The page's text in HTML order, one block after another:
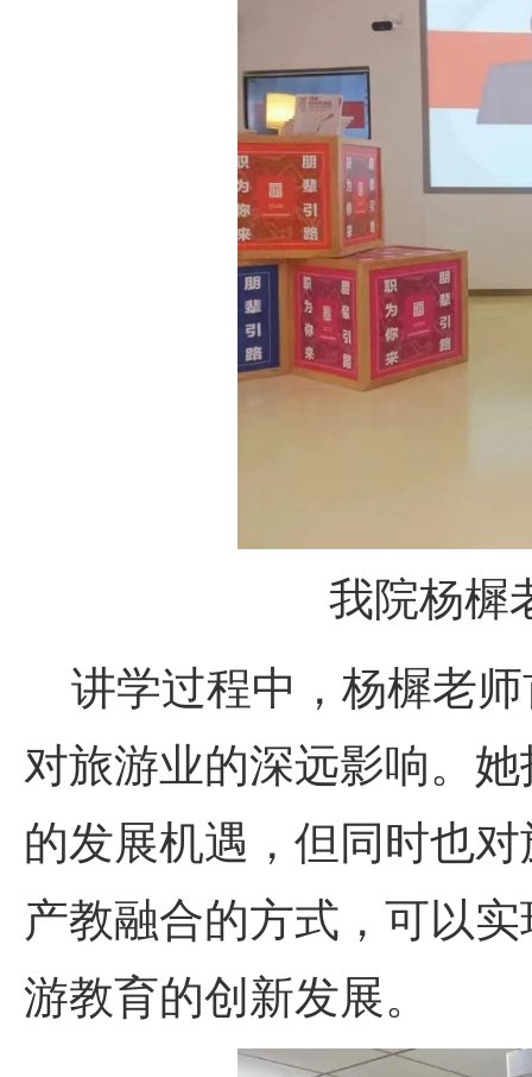
我院杨樨
讲学过程中，杨樨老师
对旅游业的深远影响。
的发展机遇，但同时也
产教融合的方式，可以
游教育的创新发展。